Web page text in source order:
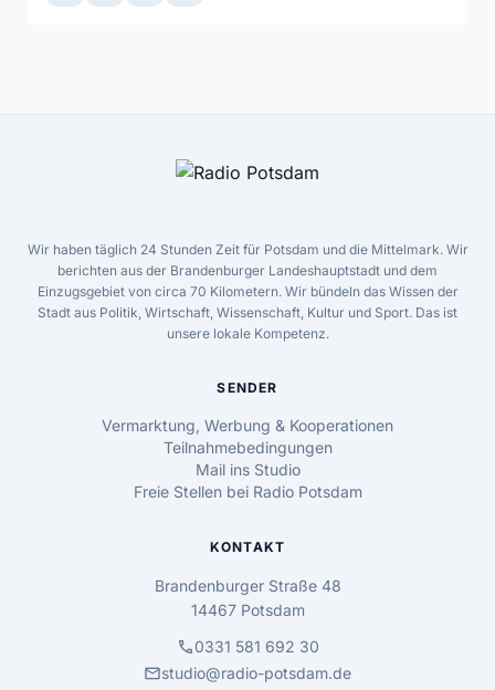
Wir haben täglich 24 Stunden Zeit für Potsdam und die Mittelmark. Wir
berichten aus der Brandenburger Landeshauptstadt und dem
Einzugsgebiet von circa 70 Kilometern. Wir bündeln das Wissen der
Stadt aus Politik, Wirtschaft, Wissenschaft, Kultur und Sport. Das ist
unsere lokale Kompetenz.
SENDER
Vermarktung, Werbung & Kooperationen
Teilnahmebedingungen
Mail ins Studio
Freie Stellen bei Radio Potsdam
KONTAKT
Brandenburger Straße 48
14467 Potsdam
call0331 581 692 30
mailstudio@radio-potsdam.de